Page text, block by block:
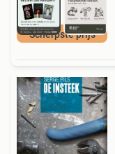
Scherpste prijs